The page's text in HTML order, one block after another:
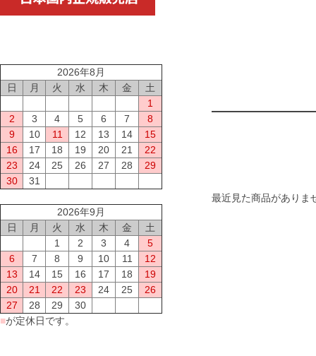
2026年8月
日
月 火 水 木 金
土
1
2
3 4 5 6 7
8
9
10 11 12 13 14
15
16
17 18 19 20 21
22
23
24 25 26 27 28
29
30
31
2026年9月
日
月 火 水 木 金
土
1
2 3 4
5
6
7 8 9 10 11
12
13
14 15 16 17 18
19
20
21 22 23 24 25
26
27
28 29
30
■が定休日です。
最近見た商品がありま